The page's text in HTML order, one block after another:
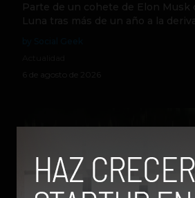
Parte de un cohete de Elon Musk
Luna tras más de un año a la
6 de agosto de 2026